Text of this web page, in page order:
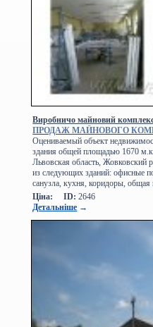
Виробничо майновий
ПРОДАЖ МАЙНОВОГО
Оцениваемый объект
здания общей площадью 1670
Львовская область, Жовковский
из следующих зданий: офисные
санузла, кухня, коридоры,
Ціна:
ID: 2646
Детальніше →